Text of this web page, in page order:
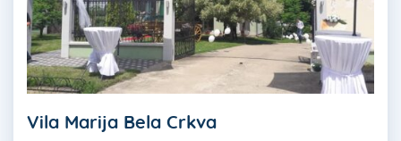
Vila Marija Bela Crkva